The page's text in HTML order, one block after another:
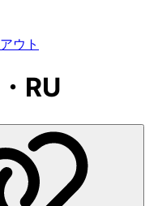
ウト
RU